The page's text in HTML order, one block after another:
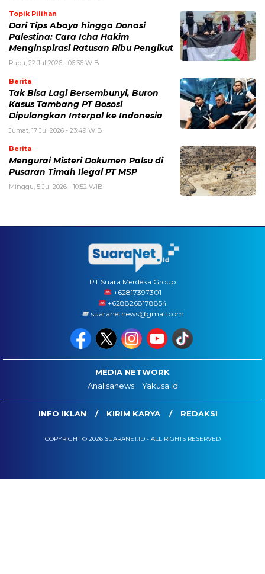
Topik Pilihan
Dari Tips Abaya hingga Donasi
Palestina: Cara Icha Hakim
Menginspirasi Ratusan Ribu Pengikut
Rabu, 22 Jul 2026 - 06:36 WIB
Berita
Tak Bisa Lagi Bersembunyi, Buron
Kasus Tambang PT Bososi
Dipulangkan Interpol ke Indonesia
Jumat, 17 Jul 2026 - 23:49 WIB
Berita
Mengurai Misteri Dokumen Palsu di
Pusaran Timah Ilegal PT MSP
Minggu, 5 Jul 2026 - 10:52 WIB
PT Suara Merdeka Group
‪+62817397301
+6288268178854
suaranetnews@gmail.com
MEDIA NETWORK
Analisanews
Yakusa.id
INFO IKLAN KIRIM KARYA REDAKSI
COPYRIGHT © 2026 SUARANET.ID - ALL RIGHTS RESERVED